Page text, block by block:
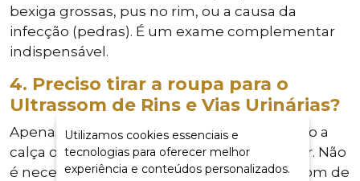
bexiga grossas, pus no rim, ou a causa da
infecção (pedras). É um exame complementar
indispensável.
4. Preciso tirar a roupa para o
Ultrassom de Rins e Vias Urinárias?
Apenas levantar a blusa e abaixar um pouco a
calça ou saia para expor o abdômen inferior. Não
é necessário ficar nu para realizar o Ultrassom de
Utilizamos cookies essenciais e
tecnologias para oferecer melhor
experiência e conteúdos personalizados.